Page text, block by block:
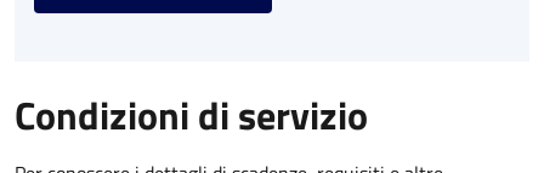
Condizioni di servizio